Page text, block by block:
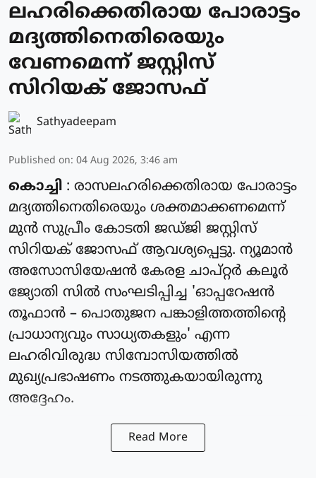
ലഹരിക്കെതിരായ പോരാട്ടം
മദ്യത്തിനെതിരെയും
വേണമെന്ന് ജസ്റ്റിസ്
സിറിയക് ജോസഫ്
Sathyadeepam
Published on: 04 Aug 2026, 3:46 am
കൊച്ചി : രാസലഹരിക്കെതിരായ പോരാട്ടം
മദ്യത്തിനെതിരെയും ശക്തമാക്കണമെന്ന്
മുൻ സുപ്രീം കോടതി ജഡ്ജി ജസ്റ്റിസ്
സിറിയക് ജോസഫ് ആവശ്യപ്പെട്ടു. ന്യൂമാൻ
അസോസിയേഷൻ കേരള ചാപ്റ്റർ കലൂർ
ജ്യോതി സിൽ സംഘടിപ്പിച്ച 'ഓപ്പറേഷൻ
തൂഫാൻ – പൊതുജന പങ്കാളിത്തത്തിന്റെ
പ്രാധാന്യവും സാധ്യതകളും' എന്ന
ലഹരിവിരുദ്ധ സിമ്പോസിയത്തിൽ
മുഖ്യപ്രഭാഷണം നടത്തുകയായിരുന്നു
അദ്ദേഹം.
Read More